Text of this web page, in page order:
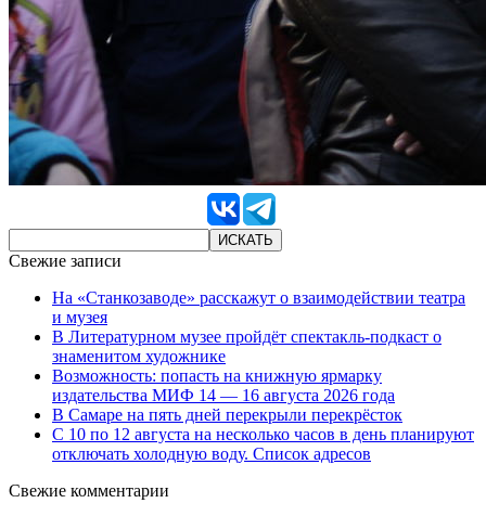
Свежие записи
На «Станкозаводе» расскажут о взаимодействии театра
и музея
В Литературном музее пройдёт спектакль-подкаст о
знаменитом художнике
Возможность: попасть на книжную ярмарку
издательства МИФ 14 — 16 августа 2026 года
В Самаре на пять дней перекрыли перекрёсток
С 10 по 12 августа на несколько часов в день планируют
отключать холодную воду. Список адресов
Свежие комментарии